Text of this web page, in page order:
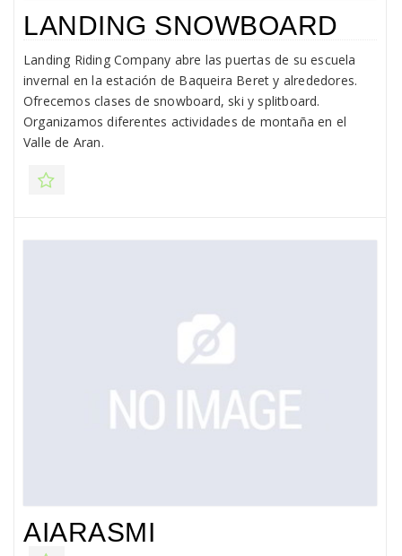
LANDING SNOWBOARD
Landing Riding Company abre las puertas de su escuela
invernal en la estación de Baqueira Beret y alrededores.
Ofrecemos clases de snowboard, ski y splitboard.
Organizamos diferentes actividades de montaña en el
Valle de Aran.
AIARASMI